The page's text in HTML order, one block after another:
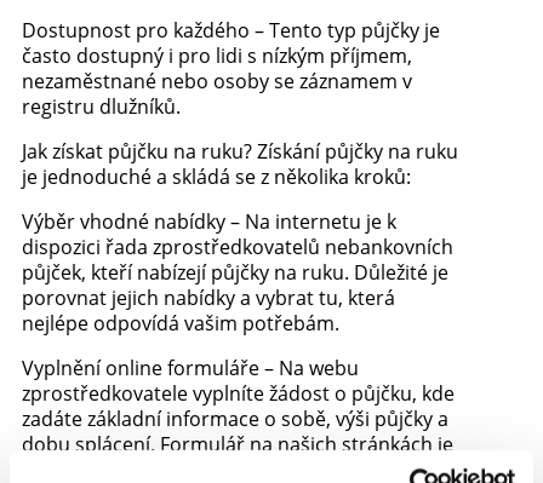
Dostupnost pro každého – Tento typ půjčky je
často dostupný i pro lidi s nízkým příjmem,
nezaměstnané nebo osoby se záznamem v
registru dlužníků.
Jak získat půjčku na ruku? Získání půjčky na ruku
je jednoduché a skládá se z několika kroků:
Výběr vhodné nabídky – Na internetu je k
dispozici řada zprostředkovatelů nebankovních
půjček, kteří nabízejí půjčky na ruku. Důležité je
porovnat jejich nabídky a vybrat tu, která
nejlépe odpovídá vašim potřebám.
Vyplnění online formuláře – Na webu
zprostředkovatele vyplníte žádost o půjčku, kde
zadáte základní informace o sobě, výši půjčky a
dobu splácení. Formulář na našich stránkách je